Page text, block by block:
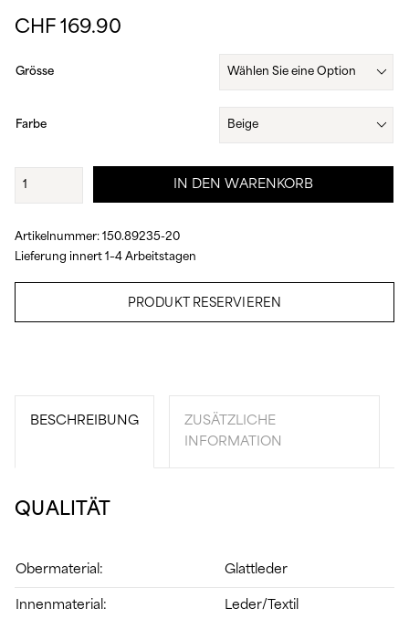
CHF 169.90
Grösse
Farbe
Ballerinen
Menge
IN DEN WARENKORB
Artikelnummer: 150.89235-20
Lieferung innert 1–4 Arbeitstagen
PRODUKT RESERVIEREN
BESCHREIBUNG
ZUSÄTZLICHE
INFORMATION
QUALITÄT
Obermaterial: Glattleder
Innenmaterial: Leder/Textil